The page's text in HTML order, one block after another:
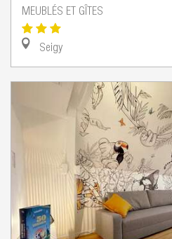
MEUBLÉS ET GÎTES
Seigy